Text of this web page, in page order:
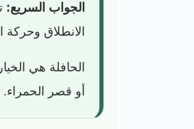
الجواب السريع:
الانطلاق وحركة
الحافلة هي
أو قصر الحمراء.